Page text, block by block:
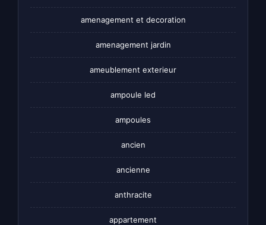
amenagement et decoration
amenagement jardin
ameublement exterieur
ampoule led
ampoules
ancien
ancienne
anthracite
appartement